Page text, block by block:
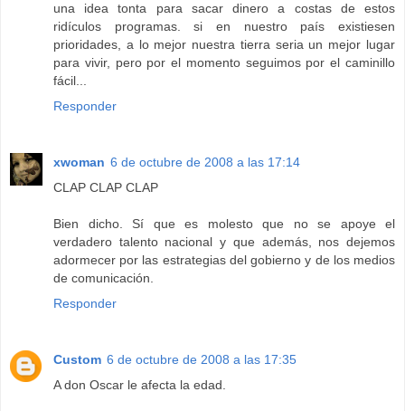
una idea tonta para sacar dinero a costas de estos
ridículos programas. si en nuestro país existiesen
prioridades, a lo mejor nuestra tierra seria un mejor lugar
para vivir, pero por el momento seguimos por el caminillo
fácil...
Responder
xwoman 6 de octubre de 2008 a las 17:14
CLAP CLAP CLAP
Bien dicho. Sí que es molesto que no se apoye el
verdadero talento nacional y que además, nos dejemos
adormecer por las estrategias del gobierno y de los medios
de comunicación.
Responder
Custom 6 de octubre de 2008 a las 17:35
A don Oscar le afecta la edad.